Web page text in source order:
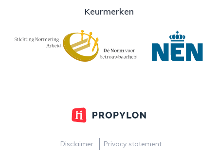
Keurmerken
Disclaimer Privacy statement